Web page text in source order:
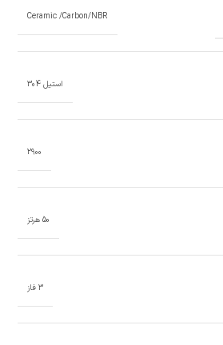
Ceramic /Carbon/NBR
استیل 304
2900
50 هرتز
3 فاز